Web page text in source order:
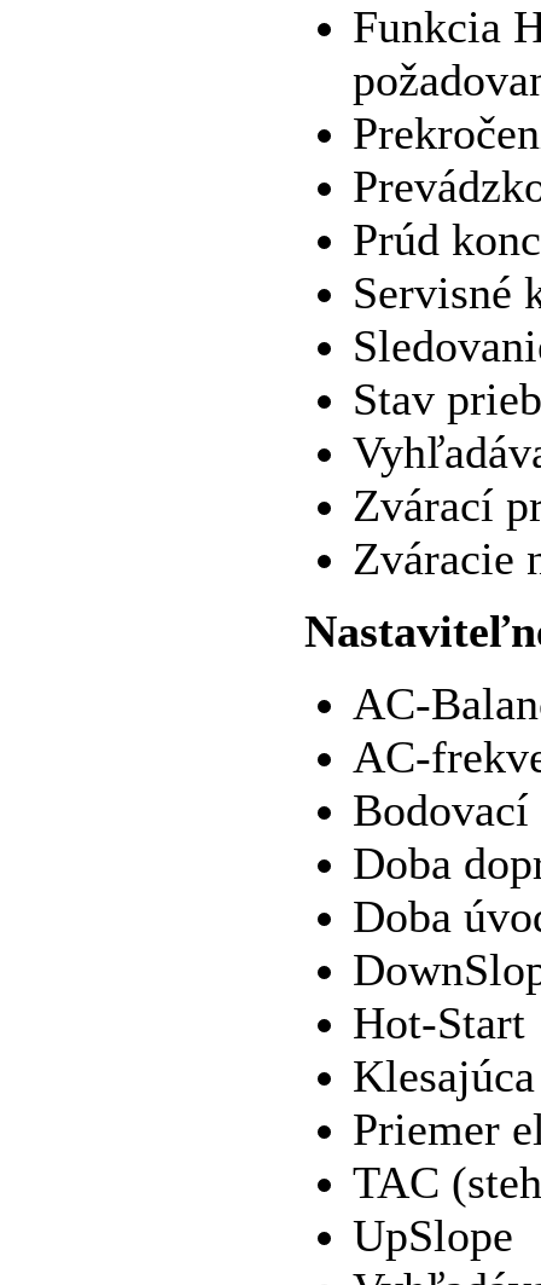
Funkcia
Prúd
Servisné
Stav
Zvárací
Zváracie
AC-
AC-
Bodovací
Doba
Doba
Hot-Start
Priemer
TAC
UpSlope